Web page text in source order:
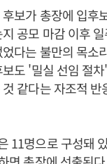
보가 총장에 입후
공모 마감 이후
다는 불만의 목소
도 '밀실 선임 절
같다는 자조적 반
11명으로 구성돼